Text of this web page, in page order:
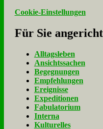
Cookie-Einstellungen
Für Sie
Alltagsleben
Ansichtssachen
Begegnungen
Empfehlungen
Ereignisse
Expeditionen
Fabulatorium
Interna
Kulturelles